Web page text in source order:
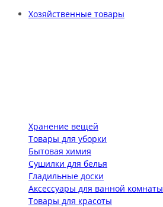
Хозяйственные товары
Хранение вещей
Товары для уборки
Бытовая химия
Сушилки для белья
Гладильные доски
Аксессуары для ванной комнаты
Товары для красоты